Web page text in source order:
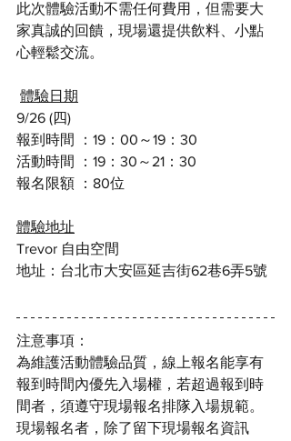
此次體驗活動不需任何費用，但需要大
家真誠的回饋，現場還提供飲料、小點
心輕鬆交流。
體驗日期
9/26 (四)
報到時間 ：19：00～19：30
活動時間 ：19：30～21：30
報名限額 ：80位
體驗地址
Trevor 自由空間
地址：台北市大安區延吉街62巷6弄5號
注意事項：
為維護活動體驗品質，線上報名能享有
報到時間內優先入場權，若超過報到時
間者，須遵守現場報名排隊入場規範。
現場報名者，除了留下現場報名資訊